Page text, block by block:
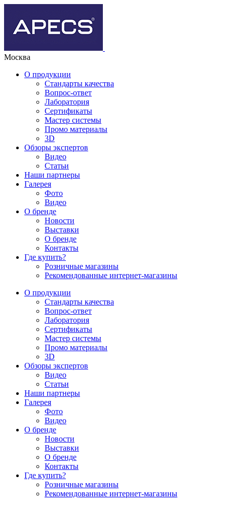
Москва
О продукции
Стандарты качества
Вопрос-ответ
Лаборатория
Сертификаты
Мастер системы
Промо материалы
3D
Обзоры экспертов
Видео
Статьи
Наши партнеры
Галерея
Фото
Видео
О бренде
Новости
Выставки
О бренде
Контакты
Где купить?
Розничные магазины
Рекомендованные интернет-магазины
О продукции
Стандарты качества
Вопрос-ответ
Лаборатория
Сертификаты
Мастер системы
Промо материалы
3D
Обзоры экспертов
Видео
Статьи
Наши партнеры
Галерея
Фото
Видео
О бренде
Новости
Выставки
О бренде
Контакты
Где купить?
Розничные магазины
Рекомендованные интернет-магазины